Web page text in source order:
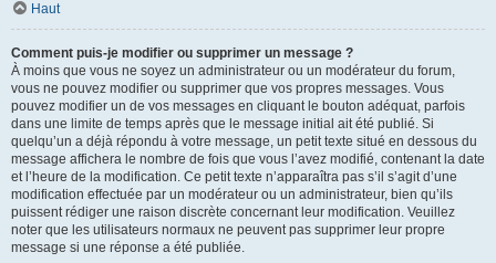
Haut
Comment puis-je modifier ou supprimer un message ?
À moins que vous ne soyez un administrateur ou un modérateur du forum,
vous ne pouvez modifier ou supprimer que vos propres messages. Vous
pouvez modifier un de vos messages en cliquant le bouton adéquat, parfois
dans une limite de temps après que le message initial ait été publié. Si
quelqu’un a déjà répondu à votre message, un petit texte situé en dessous du
message affichera le nombre de fois que vous l’avez modifié, contenant la date
et l’heure de la modification. Ce petit texte n’apparaîtra pas s’il s’agit d’une
modification effectuée par un modérateur ou un administrateur, bien qu’ils
puissent rédiger une raison discrète concernant leur modification. Veuillez
noter que les utilisateurs normaux ne peuvent pas supprimer leur propre
message si une réponse a été publiée.